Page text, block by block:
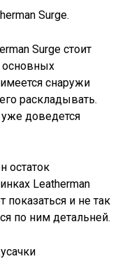
Surge.
Surge стоит
основных
снаружи
раскладывать.
доведется
остаток
Leatherman
и не так
по ним детальней.